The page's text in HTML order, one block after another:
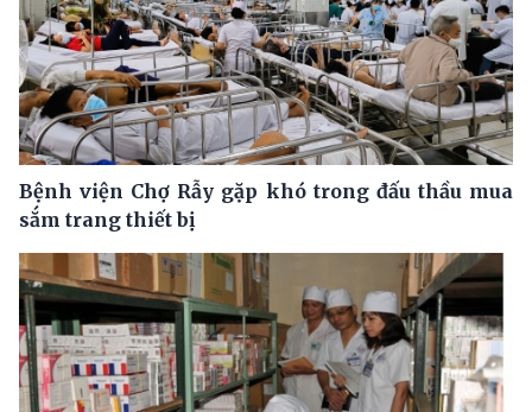
Bệnh viện Chợ Rẫy gặp khó trong đấu thầu mua
sắm trang thiết bị